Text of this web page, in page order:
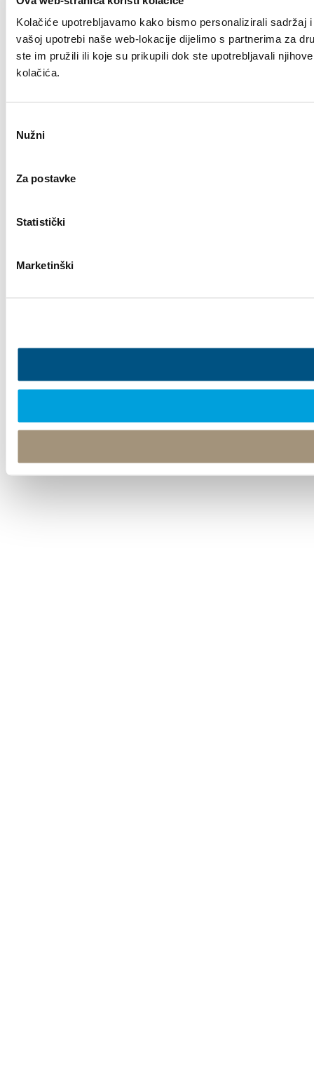
Kolačiće upotrebljavamo kako bismo personalizirali
vašoj upotrebi naše web-lokacije dijelimo s partnerima za
ste im pružili ili koje su prikupili dok ste upotrebljavali
kolačića.
pristanka
Nužni
Za postavke
Statistički
Marketinški